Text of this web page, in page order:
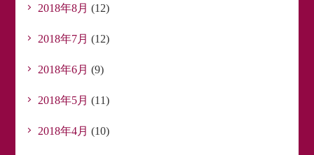
2018年8月 (12)
2018年7月 (12)
2018年6月 (9)
2018年5月 (11)
2018年4月 (10)